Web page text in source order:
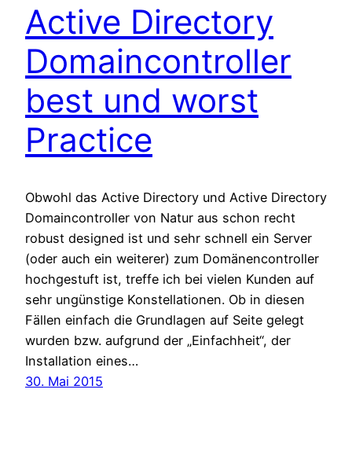
Active Directory
Domaincontroller
best und worst
Practice
Obwohl das Active Directory und Active Directory
Domaincontroller von Natur aus schon recht
robust designed ist und sehr schnell ein Server
(oder auch ein weiterer) zum Domänencontroller
hochgestuft ist, treffe ich bei vielen Kunden auf
sehr ungünstige Konstellationen. Ob in diesen
Fällen einfach die Grundlagen auf Seite gelegt
wurden bzw. aufgrund der „Einfachheit“, der
Installation eines…
30. Mai 2015